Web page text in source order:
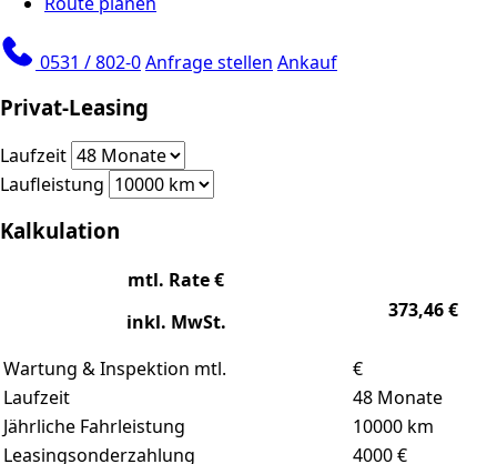
0531 / 802-0Anfrage stellen Ankauf
Privat-Leasing
Laufzeit
Laufleistung
Kalkulation
mtl. Rate €
inkl. MwSt.
373,46€
Wartung & Inspektion mtl.
€
Laufzeit
48 Monate
Jährliche Fahrleistung
10000 km
Leasingsonderzahlung
4000€